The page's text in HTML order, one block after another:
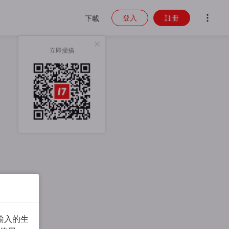
下載
立即掃描
登入 註冊
入的生